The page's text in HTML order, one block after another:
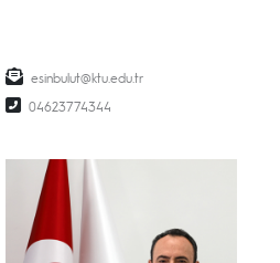
esinbulut@ktu.edu.tr
04623774344